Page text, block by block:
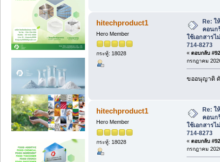
hitechproduct1
Hero Member
กระทู้: 18028
Re: ใ
คอนก
ใช้เอกสารไ
714-8273
« ตอบกลับ
กรกฎาคม
ขออนุญาติ
hitechproduct1
Hero Member
กระทู้: 18028
Re: ใ
คอนก
ใช้เอกสารไ
714-8273
« ตอบกลับ
กรกฎาคม